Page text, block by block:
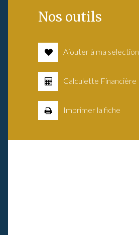
Nos outils
Ajouter à ma selection
Calculette Financière
Imprimer la fiche